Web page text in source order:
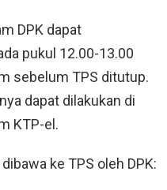
DPK dapat
pukul 12.00-13.00
sebelum TPS ditutup.
dapat dilakukan di
KTP-el.
ke TPS oleh DPK: